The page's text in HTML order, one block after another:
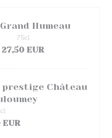
Humeau
27,50 EUR
75cl
prestige Château